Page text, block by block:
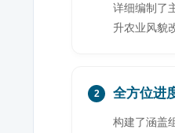
详细编制了
升农业风貌
2 全方位进
构建了涵盖